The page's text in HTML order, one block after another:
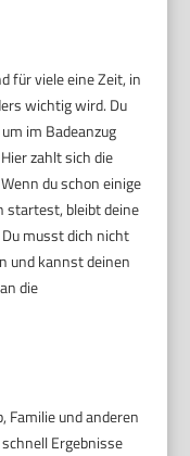
für viele eine Zeit, in
wichtig wird. Du
im Badeanzug
zahlt sich die
du schon einige
startest, bleibt deine
musst dich nicht
und kannst deinen
die
Familie und anderen
Ergebnisse